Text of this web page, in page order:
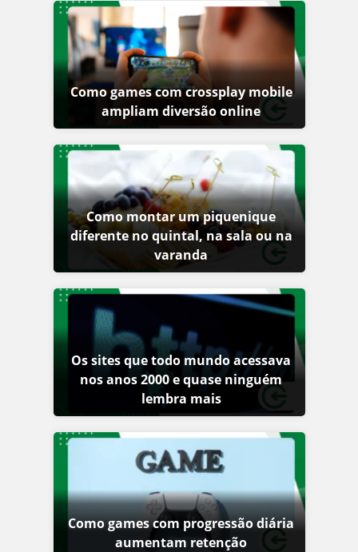
Como games com crossplay mobile
ampliam diversão online
Como montar um piquenique
diferente no quintal, na sala ou na
varanda
Os sites que todo mundo acessava
nos anos 2000 e quase ninguém
lembra mais
Como games com progressão diária
aumentam retenção